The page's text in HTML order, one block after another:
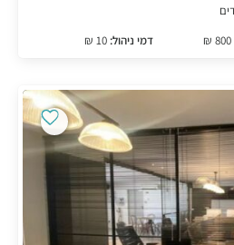
800 ₪ דמי ניהול: